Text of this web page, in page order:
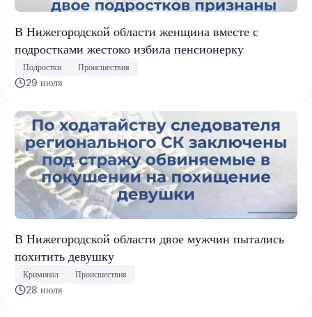
В Нижегородской области женщина вместе с
подростками жестоко избила пенсионерку
Подростки Происшествия
29 июля
В Нижегородской области двое мужчин пытались
похитить девушку
Криминал Происшествия
28 июля